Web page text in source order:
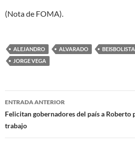
(Nota de FOMA).
ALEJANDRO ALVARADO BEISBOLISTA
JORGE VEGA
Navegación
de
entradas
ENTRADA ANTERIOR
Felicitan gobernadores del país a Roberto
trabajo